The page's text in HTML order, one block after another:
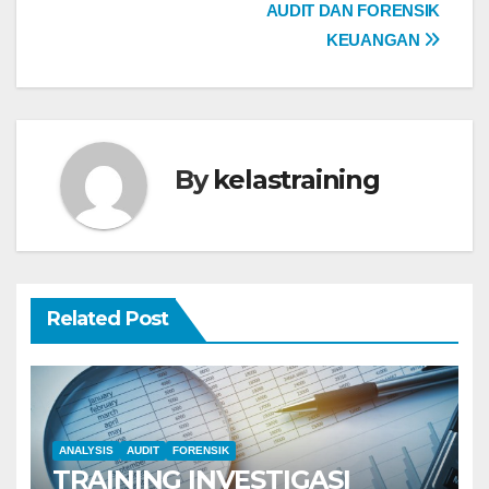
AUDIT DAN FORENSIK
KEUANGAN
Bykelastraining
Related Post
ANALYSIS AUDIT FORENSIK
TRAINING INVESTIGASI